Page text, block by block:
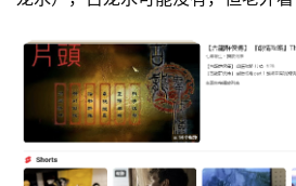
游
戏
界